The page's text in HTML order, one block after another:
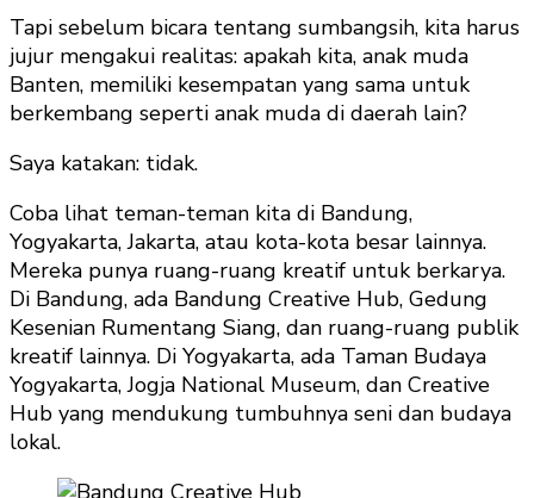
Tapi sebelum bicara tentang sumbangsih, kita harus
jujur mengakui realitas: apakah kita, anak muda
Banten, memiliki kesempatan yang sama untuk
berkembang seperti anak muda di daerah lain?
Saya katakan: tidak.
Coba lihat teman-teman kita di Bandung,
Yogyakarta, Jakarta, atau kota-kota besar lainnya.
Mereka punya ruang-ruang kreatif untuk berkarya.
Di Bandung, ada Bandung Creative Hub, Gedung
Kesenian Rumentang Siang, dan ruang-ruang publik
kreatif lainnya. Di Yogyakarta, ada Taman Budaya
Yogyakarta, Jogja National Museum, dan Creative
Hub yang mendukung tumbuhnya seni dan budaya
lokal.